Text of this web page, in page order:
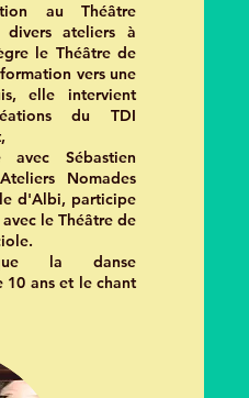
au Théâtre
ateliers à
le Théâtre de
vers une
elle intervient
du TDI
avec Sébastien
Nomades
d'Albi, participe
le Théâtre de
la danse
ans et le chant